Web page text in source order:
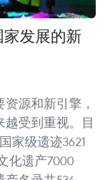
发展的新
源和新引擎，
受到重视。目
家级遗迹3621
化遗产7000